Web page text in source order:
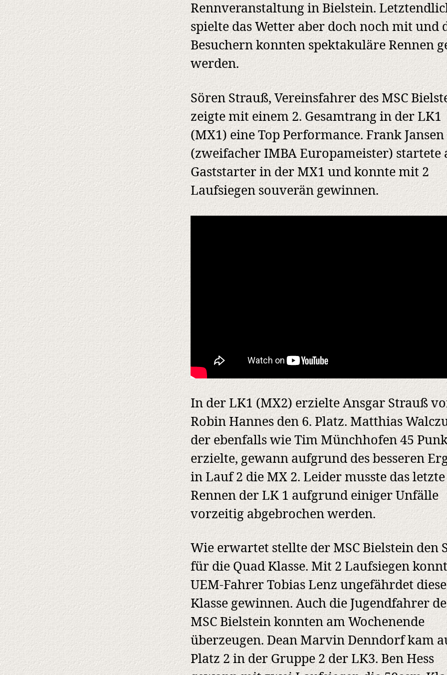
Rennveranstaltung in Bielstein.
spielte das Wetter aber doch noch mit und
Besuchern konnten spektakuläre Rennen
werden.
Sören Strauß, Vereinsfahrer des MSC
zeigte mit einem 2. Gesamtrang in der LK1
(MX1) eine Top Performance. Frank Jansen
(zweifacher IMBA Europameister) startete
Gaststarter in der MX1 und konnte mit 2
Laufsiegen souverän gewinnen.
In der LK1 (MX2) erzielte Ansgar Strauß
Robin Hannes den 6. Platz. Matthias
der ebenfalls wie Tim Münchhofen 45
erzielte, gewann aufgrund des besseren
in Lauf 2 die MX 2. Leider musste das letzte
Rennen der LK 1 aufgrund einiger Unfälle
vorzeitig abgebrochen werden.
Wie erwartet stellte der MSC Bielstein den
für die Quad Klasse. Mit 2 Laufsiegen
UEM-Fahrer Tobias Lenz ungefährdet diese
Klasse gewinnen. Auch die Jugendfahrer
MSC Bielstein konnten am Wochenende
überzeugen. Dean Marvin Denndorf kam
Platz 2 in der Gruppe 2 der LK3. Ben Hess